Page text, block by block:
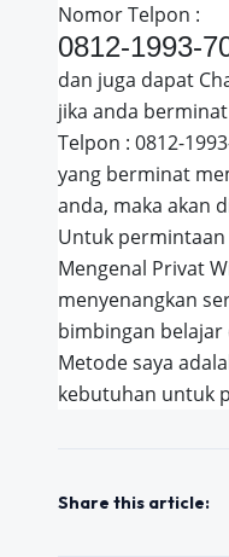
Nomor Telpon :
0812-1993-
dan juga dapat
jika anda
Telpon : 0812-
yang berminat
anda, maka akan
Untuk permintaan
Mengenal Privat
menyenangkan
bimbingan belajar
Metode saya
kebutuhan untuk
Share this article: